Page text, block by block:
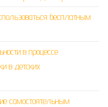
бесплатным
в процессе
в детских
самостоятельным